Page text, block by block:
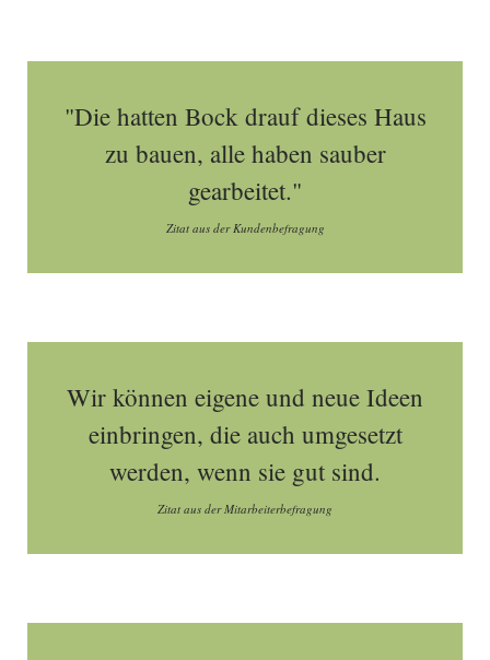
"Die hatten Bock drauf dieses Haus
zu bauen, alle haben sauber
gearbeitet."
Zitat aus der Kundenbefragung
Wir können eigene und neue Ideen
einbringen, die auch umgesetzt
werden, wenn sie gut sind.
Zitat aus der Mitarbeiterbefragung